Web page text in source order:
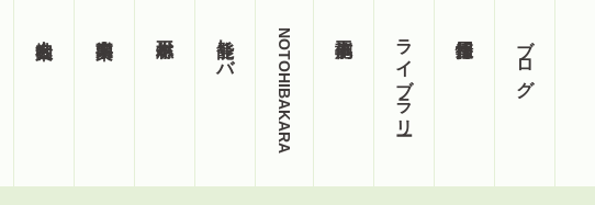
能登ヒバ NOTOHIBAKARA ライブラリー ブログ